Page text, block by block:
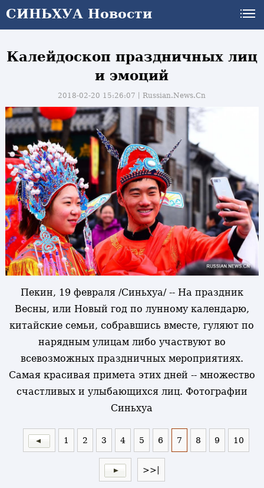
СИНЬХУА Новости
Калейдоскоп праздничных лиц
и эмоций
2018-02-20 15:26:07丨Russian.News.Cn
Пекин, 19 февраля /Синьхуа/ -- На праздник
Весны, или Новый год по лунному календарю,
китайские семьи, собравшись вместе, гуляют по
нарядным улицам либо участвуют во
всевозможных праздничных мероприятиях.
Самая красивая примета этих дней -- множество
счастливых и улыбающихся лиц. Фотографии
Синьхуа
1 2 3 4 5 6 7 8 9 10
>>|